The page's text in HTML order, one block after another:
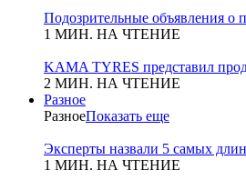
Подозрительные объявления о
1 МИН. НА ЧТЕНИЕ
KAMA TYRES представил
2 МИН. НА ЧТЕНИЕ
Разное
РазноеПоказать еще
Эксперты назвали 5 самых
1 МИН. НА ЧТЕНИЕ